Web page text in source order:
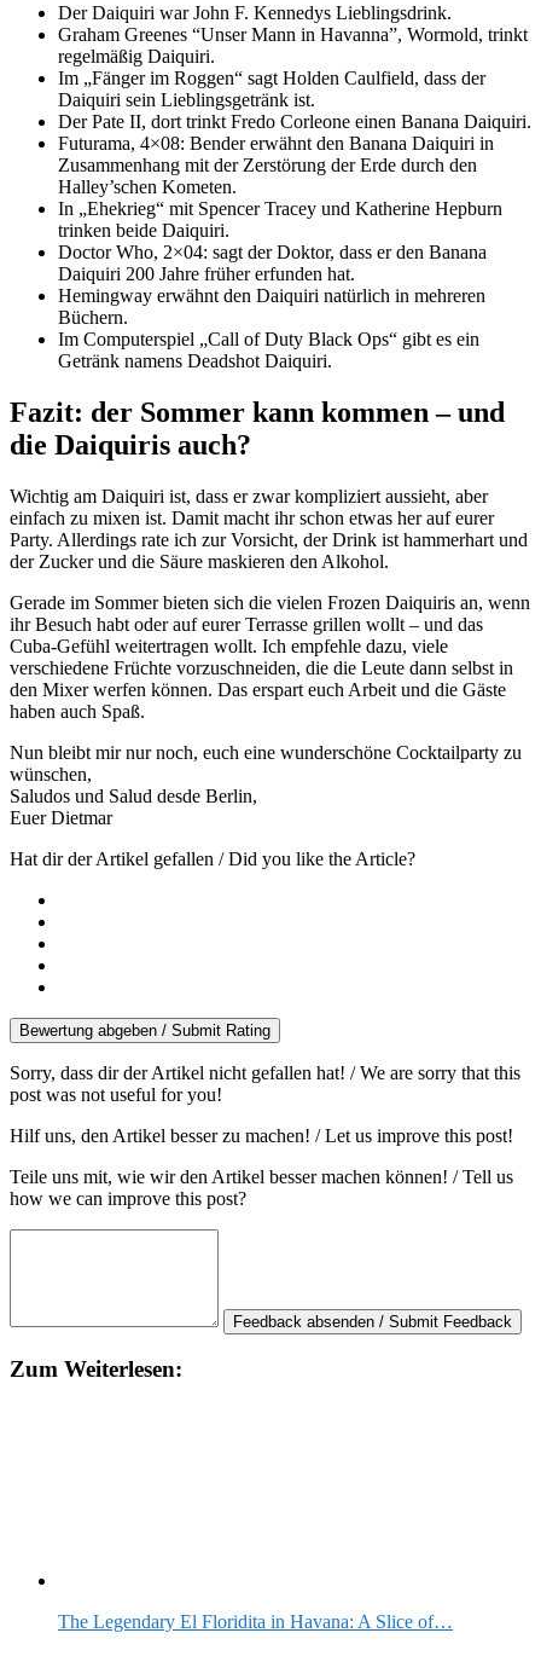
Der Daiquiri war John F. Kennedys Lieblingsdrink.
Graham Greenes “Unser Mann in Havanna”, Wormold, trinkt
regelmäßig Daiquiri.
Im „Fänger im Roggen“ sagt Holden Caulfield, dass der
Daiquiri sein Lieblingsgetränk ist.
Der Pate II, dort trinkt Fredo Corleone einen Banana Daiquiri.
Futurama, 4×08: Bender erwähnt den Banana Daiquiri in
Zusammenhang mit der Zerstörung der Erde durch den
Halley’schen Kometen.
In „Ehekrieg“ mit Spencer Tracey und Katherine Hepburn
trinken beide Daiquiri.
Doctor Who, 2×04: sagt der Doktor, dass er den Banana
Daiquiri 200 Jahre früher erfunden hat.
Hemingway erwähnt den Daiquiri natürlich in mehreren
Büchern.
Im Computerspiel „Call of Duty Black Ops“ gibt es ein
Getränk namens Deadshot Daiquiri.
Fazit: der Sommer kann kommen – und
die Daiquiris auch?
Wichtig am Daiquiri ist, dass er zwar kompliziert aussieht, aber
einfach zu mixen ist. Damit macht ihr schon etwas her auf eurer
Party. Allerdings rate ich zur Vorsicht, der Drink ist hammerhart und
der Zucker und die Säure maskieren den Alkohol.
Gerade im Sommer bieten sich die vielen Frozen Daiquiris an, wenn
ihr Besuch habt oder auf eurer Terrasse grillen wollt – und das
Cuba-Gefühl weitertragen wollt. Ich empfehle dazu, viele
verschiedene Früchte vorzuschneiden, die die Leute dann selbst in
den Mixer werfen können. Das erspart euch Arbeit und die Gäste
haben auch Spaß.
Nun bleibt mir nur noch, euch eine wunderschöne Cocktailparty zu
wünschen,
Saludos und Salud desde Berlin,
Euer Dietmar
Hat dir der Artikel gefallen / Did you like the Article?
Bewertung abgeben / Submit Rating
Sorry, dass dir der Artikel nicht gefallen hat! / We are sorry that this
post was not useful for you!
Hilf uns, den Artikel besser zu machen! / Let us improve this post!
Teile uns mit, wie wir den Artikel besser machen können! / Tell us
how we can improve this post?
Feedback absenden / Submit Feedback
Zum Weiterlesen:
The Legendary El Floridita in Havana: A Slice of…